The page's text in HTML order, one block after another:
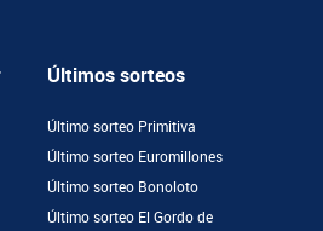
Últimos sorteos
Último sorteo Primitiva
Último sorteo Euromillones
Último sorteo Bonoloto
Último sorteo El Gordo de